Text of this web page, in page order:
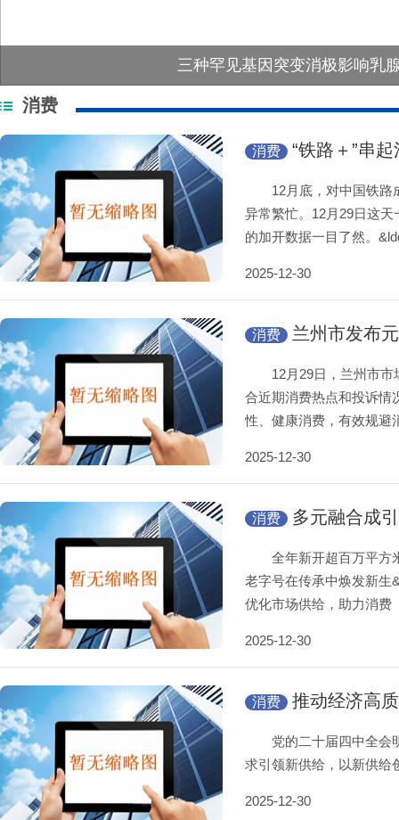
宝宝类产品收益走低 百姓稳健理财
消费
消费 “铁路＋”串
12月底，对中国铁路
异常繁忙。12月29日这
的加开数据一目了然。
2025-12-30
消费
兰州市发布
性、健康消费
12月29日，兰州市市
合近期消费热点和投诉情
性、健康消费，有效规避
2025-12-30
消费 多元融合成
全年新开超百万平方米
老字号在传承中焕发新生
优化市场供给，助力消费
2025-12-30
消费 推动经济高
党的二十届四中全会明
求引领新供给，以新供给
2025-12-30